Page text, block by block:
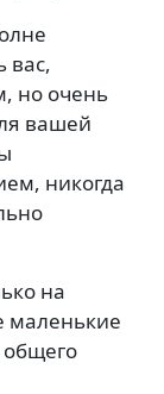
вас,
но очень
вашей
никогда
на
маленькие